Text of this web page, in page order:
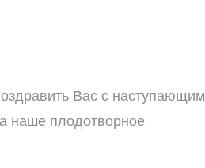
Вас с наступающим
наше плодотворное